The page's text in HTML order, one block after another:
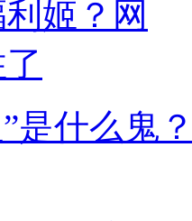
是什么鬼